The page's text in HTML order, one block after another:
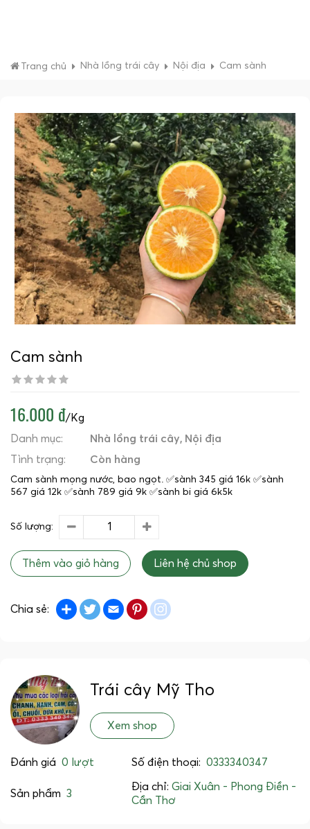
Trang chủ Nhà lồng trái cây Nội địa Cam sành
Cam sành
16.000 đ/Kg
Danh mục:
Nhà lồng trái cây
Nội địa
Tình trạng:
Còn hàng
Cam sành mọng nước, bao ngọt. ✅sành 345 giá 16k ✅sành
567 giá 12k ✅sành 789 giá 9k ✅sành bi giá 6k5k
Số lượng:
Thêm vào giỏ hàng Liên hệ chủ shop
Chia sẻ: Share TwitterEmail Pinterest
Trái cây Mỹ Tho
Xem shop
Đánh giá 0 lượt Số điện thoại: 0333340347
Sản phẩm 3
Địa chỉ: Giai Xuân - Phong Điền -
Cần Thơ